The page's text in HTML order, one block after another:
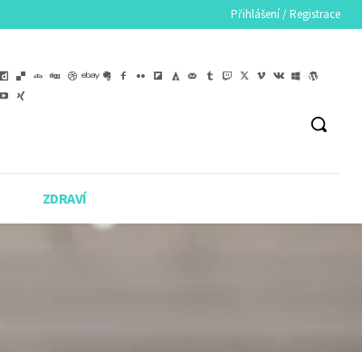
Přihlášení / Registrace
ZDRAVÍ